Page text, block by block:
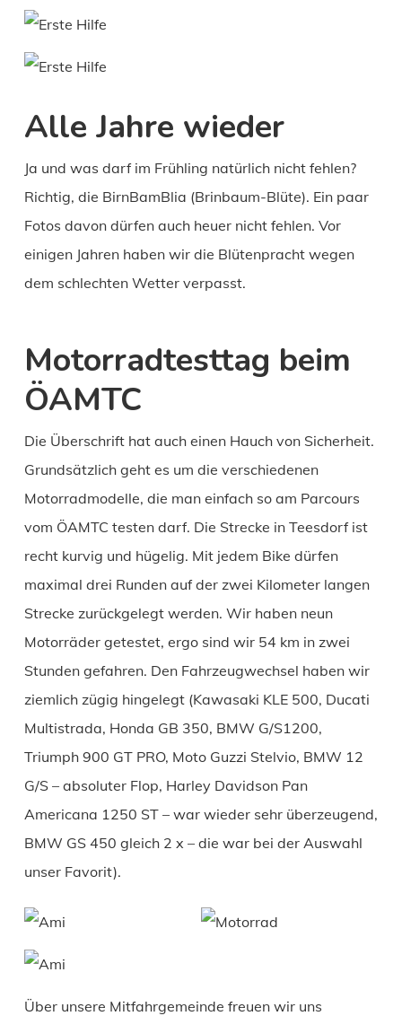
Alle Jahre wieder
Ja und was darf im Frühling natürlich nicht fehlen?
Richtig, die BirnBamBlia (Brinbaum-Blüte). Ein paar
Fotos davon dürfen auch heuer nicht fehlen. Vor
einigen Jahren haben wir die Blütenpracht wegen
dem schlechten Wetter verpasst.
Motorradtesttag beim
ÖAMTC
Die Überschrift hat auch einen Hauch von Sicherheit.
Grundsätzlich geht es um die verschiedenen
Motorradmodelle, die man einfach so am Parcours
vom ÖAMTC testen darf. Die Strecke in Teesdorf ist
recht kurvig und hügelig. Mit jedem Bike dürfen
maximal drei Runden auf der zwei Kilometer langen
Strecke zurückgelegt werden. Wir haben neun
Motorräder getestet, ergo sind wir 54 km in zwei
Stunden gefahren. Den Fahrzeugwechsel haben wir
ziemlich zügig hingelegt (Kawasaki KLE 500, Ducati
Multistrada, Honda GB 350, BMW G/S1200,
Triumph 900 GT PRO, Moto Guzzi Stelvio, BMW 12
G/S – absoluter Flop, Harley Davidson Pan
Americana 1250 ST – war wieder sehr überzeugend,
BMW GS 450 gleich 2 x – die war bei der Auswahl
unser Favorit).
Über unsere Mitfahrgemeinde freuen wir uns